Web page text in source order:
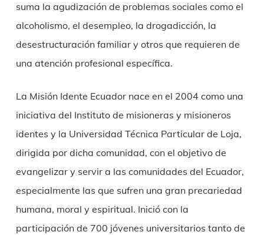
suma la agudización de problemas sociales como el
alcoholismo, el desempleo, la drogadicción, la
desestructuración familiar y otros que requieren de
una atención profesional específica.
La Misión Idente Ecuador nace en el 2004 como una
iniciativa del Instituto de misioneras y misioneros
identes y la Universidad Técnica Particular de Loja,
dirigida por dicha comunidad, con el objetivo de
evangelizar y servir a las comunidades del Ecuador,
especialmente las que sufren una gran precariedad
humana, moral y espiritual. Inició con la
participación de 700 jóvenes universitarios tanto de